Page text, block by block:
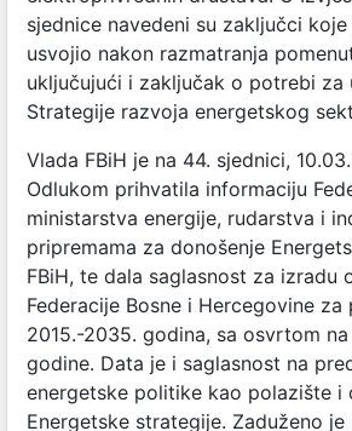
sjednice navedeni su zaključci
usvojio nakon razmatranja
uključujući i zaključak o potrebi za
Strategije razvoja energetskog
Vlada FBiH je na 44. sjednici,
Odlukom prihvatila informaciju
ministarstva energije, rudarstva i
pripremama za donošenje
FBiH, te dala saglasnost za izradu
Federacije Bosne i Hercegovine za
2015.-2035. godina, sa osvrtom
godine. Data je i saglasnost na
energetske politike kao polazište i
Energetske strategije. Zaduženo je